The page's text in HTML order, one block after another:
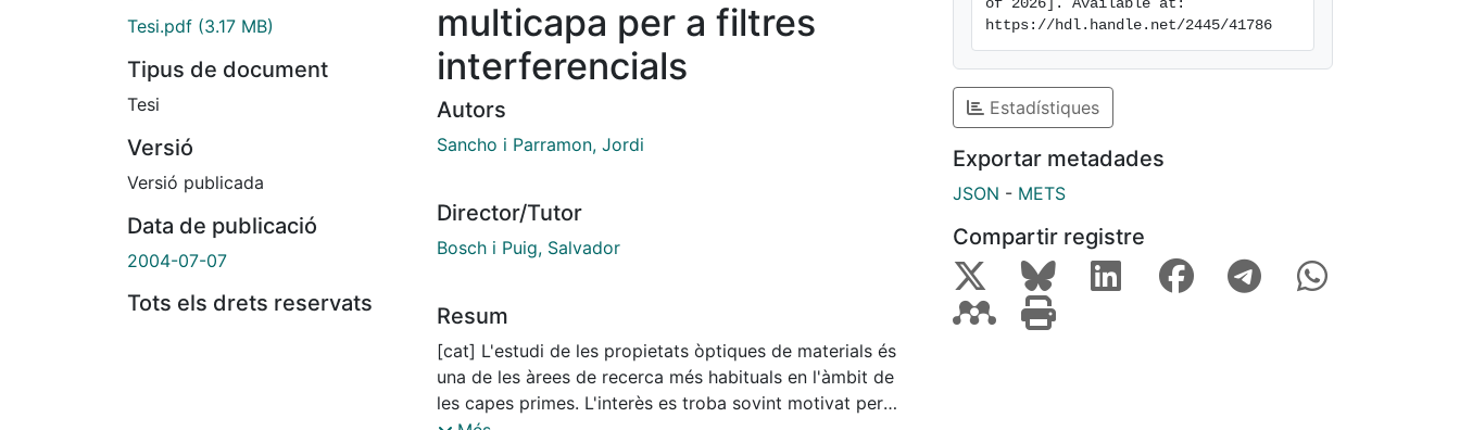
Tesi.pdf (3.17 MB)
Tipus de document
Tesi
Versió
Versió publicada
Data de publicació
2004-07-07
Tots els drets reservats
multicapa per a filtres
interferencials
Autors
Sancho i Parramon, Jordi
Director/Tutor
Bosch i Puig, Salvador
Resum
[cat] L'estudi de les propietats òptiques de materials és
una de les àrees de recerca més habituals en l'àmbit de
les capes primes. L'interès es troba sovint motivat per
of 2026]. Available at:
https://hdl.handle.net/2445/41786
Estadístiques
Exportar metadades
JSON - METS
Compartir registre